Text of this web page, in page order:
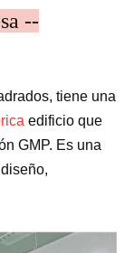
--
tiene una
edificio que
GMP. Es una